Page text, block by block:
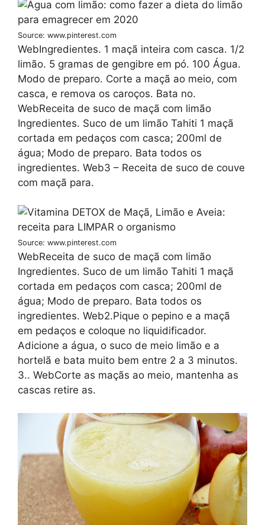
Source: www.pinterest.com
WebIngredientes. 1 maçã inteira com casca. 1/2
limão. 5 gramas de gengibre em pó. 100 Água.
Modo de preparo. Corte a maçã ao meio, com
casca, e remova os caroços. Bata no.
WebReceita de suco de maçã com limão
Ingredientes. Suco de um limão Tahiti 1 maçã
cortada em pedaços com casca; 200ml de
água; Modo de preparo. Bata todos os
ingredientes. Web3 – Receita de suco de couve
com maçã para.
Source: www.pinterest.com
WebReceita de suco de maçã com limão
Ingredientes. Suco de um limão Tahiti 1 maçã
cortada em pedaços com casca; 200ml de
água; Modo de preparo. Bata todos os
ingredientes. Web2.Pique o pepino e a maçã
em pedaços e coloque no liquidificador.
Adicione a água, o suco de meio limão e a
hortelã e bata muito bem entre 2 a 3 minutos.
3.. WebCorte as maçãs ao meio, mantenha as
cascas retire as.